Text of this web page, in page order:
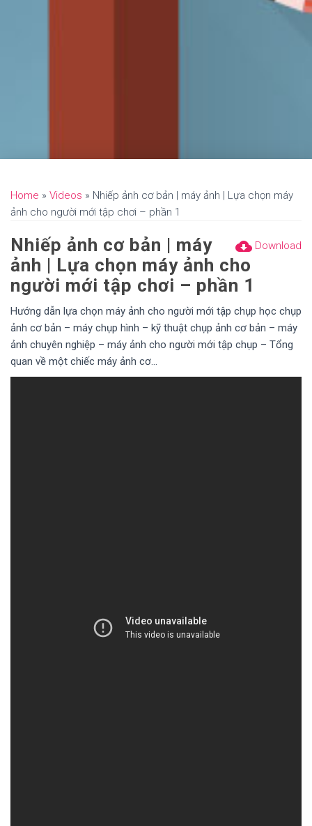
Home » Videos » Nhiếp ảnh cơ bản | máy ảnh | Lựa chọn máy
ảnh cho người mới tập chơi – phần 1
cloud_download Download
Nhiếp ảnh cơ bản | máy
ảnh | Lựa chọn máy ảnh cho
người mới tập chơi – phần 1
Hướng dẫn lựa chọn máy ảnh cho người mới tập chụp học chụp
ảnh cơ bản – máy chụp hình – kỹ thuật chụp ảnh cơ bản – máy
ảnh chuyên nghiệp – máy ảnh cho người mới tập chụp – Tổng
quan về một chiếc máy ảnh cơ…